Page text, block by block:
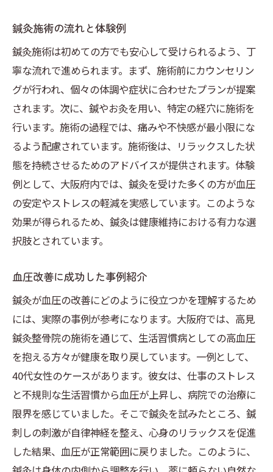
鍼灸施術による長期的な健康維持
鍼灸と血圧の関係を大阪で深く知る旅
鍼灸による血圧調整のメカニズム
大阪での鍼灸と医療の連携
鍼灸施術の歴史的背景と現代の役割
鍼灸に関する最新の研究と発見
健康に寄与する鍼灸の可能性
大阪府で鍼灸を活用した新しい血圧管理法
鍼灸と西洋医学の融合
大阪府の地域特性を活かした鍼灸施術
健康的な血圧管理を促進するライフスタイ
ル
鍼灸による新しい健康習慣の提案
鍼灸施術の流れと体験例
鍼灸施術は初めての方でも安心して受けられるよう、丁
寧な流れで進められます。まず、施術前にカウンセリン
グが行われ、個々の体調や症状に合わせたプランが提案
されます。次に、鍼やお灸を用い、特定の経穴に施術を
行います。施術の過程では、痛みや不快感が最小限にな
るよう配慮されています。施術後は、リラックスした状
態を持続させるためのアドバイスが提供されます。体験
例として、大阪府内では、鍼灸を受けた多くの方が血圧
の安定やストレスの軽減を実感しています。このような
効果が得られるため、鍼灸は健康維持における有力な選
択肢とされています。
血圧改善に成功した事例紹介
鍼灸が血圧の改善にどのように役立つかを理解するため
には、実際の事例が参考になります。大阪府では、高見
鍼灸整骨院の施術を通じて、生活習慣病としての高血圧
を抱える方々が健康を取り戻しています。一例として、
40代女性のケースがあります。彼女は、仕事のストレス
と不規則な生活習慣から血圧が上昇し、病院での治療に
限界を感じていました。そこで鍼灸を試みたところ、鍼
刺しの刺激が自律神経を整え、心身のリラックスを促進
した結果、血圧が正常範囲に戻りました。このように、